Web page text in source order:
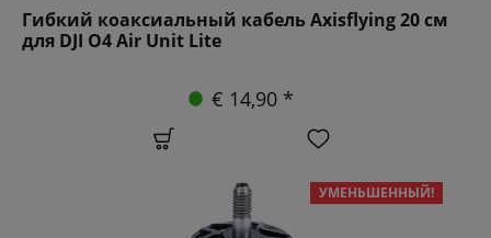
Гибкий коаксиальный кабель Axisflying 20 см
для DJI O4 Air Unit Lite
€ 14,90 *
УМЕНЬШЕННЫЙ!